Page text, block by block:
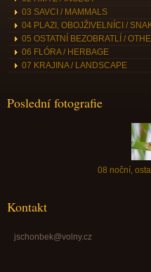
03 SAVCI / MAMMALS
04 PLAZI, OBOJŽIVELNÍCI /
05 OSTATNÍ BEZOBRATLÍ /
06 FLÓRA / HERBAGE
07 KRAJINA / LANDSCAPE
Poslední fotografie
08 noční,
Kontakt
jschonbek@volny.cz